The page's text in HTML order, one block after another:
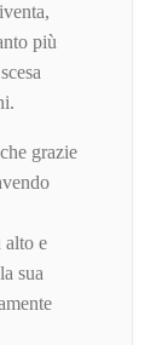
più
grazie
alto e
sua